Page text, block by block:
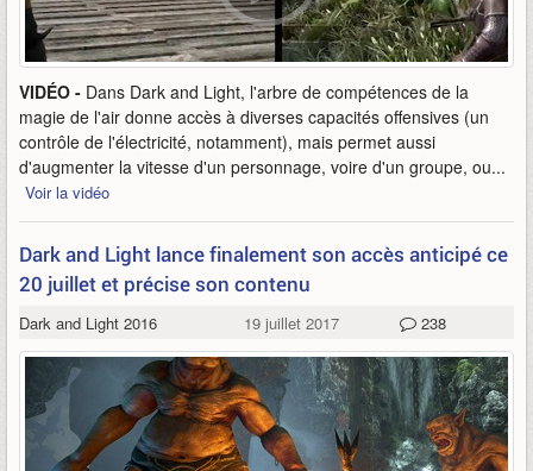
VIDÉO - Dans Dark and Light, l'arbre de compétences de la
magie de l'air donne accès à diverses capacités offensives (un
contrôle de l'électricité, notamment), mais permet aussi
d'augmenter la vitesse d'un personnage, voire d'un groupe, ou...
Voir la vidéo
Dark and Light lance finalement son accès anticipé ce
20 juillet et précise son contenu
Dark and Light 2016 19 juillet 2017 238